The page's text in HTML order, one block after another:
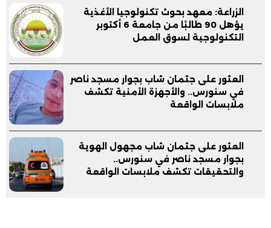
الزراعة: معهد بحوث تكنولوجيا الأغذية
يؤهل 90 طالبًا من جامعة 6 أكتوبر
التكنولوجية لسوق العمل
العثور على جثمان شاب بجوار مسجد ناصر
في سنورس.. والأجهزة الأمنية تكشف
ملابسات الواقعة
العثور على جثمان شاب مجهول الهوية
بجوار مسجد ناصر في سنورس..
والتحقيقات تكشف ملابسات الواقعة